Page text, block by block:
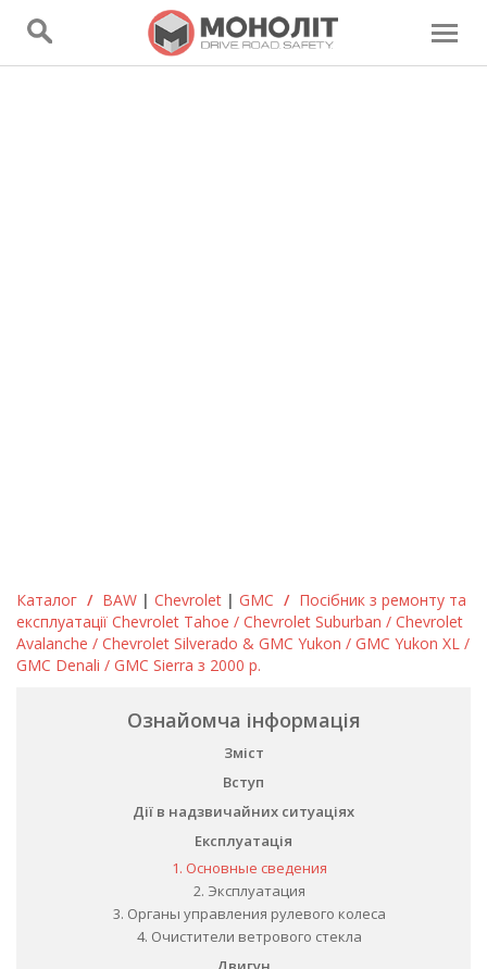
Каталог / BAW | Chevrolet | GMC / Посібник з ремонту та
експлуатації Chevrolet Tahoe / Chevrolet Suburban / Chevrolet
Avalanche / Chevrolet Silverado & GMC Yukon / GMC Yukon XL /
GMC Denali / GMC Sierra з 2000 р.
Ознайомча інформація
Зміст
Вступ
Дії в надзвичайних ситуаціях
Експлуатація
1. Основные сведения
2. Эксплуатация
3. Органы управления рулевого колеса
4. Очистители ветрового стекла